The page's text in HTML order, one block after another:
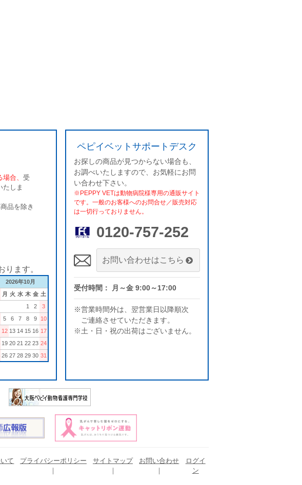
合、 受
たしま
品を除き
ります。
2026年10月
月 火 水 木 金 土
1
2
3
5 6 7 8 9
10
12 13 14 15 16 17
19 20 21 22 23 24
26 27 28 29 30 31
ペピイベットサポートデスク
お探しの商品が見つからない場合も、
お調べいたしますので、お気軽にお問
い合わせ下さい。
※PEPPY VETは動物病院様専用の通販サイト
です。一般のお客様へのお問合せ／販売対応
は一切行っておりません。
0120-757-252
お問い合わせはこちら
受付時間： 月～金 9:00～17:00
※営業時間外は、翌営業日以降順次
ご連絡させていただきます。
※土・日・祝の出荷はございません。
て プライバシーポリシー サイトマップ お問い合わせ
ログイ
ン